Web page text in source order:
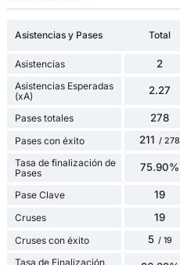
Asistencias y Pases Total
Asistencias 2
Asistencias Esperadas
(xA)
2.27
Pases totales 278
Pases con éxito 211 / 278
Tasa de finalización de
Pases
75.90%
Pase Clave 19
Cruses 19
Cruses con éxito 5 / 19
Tasa de Finalización